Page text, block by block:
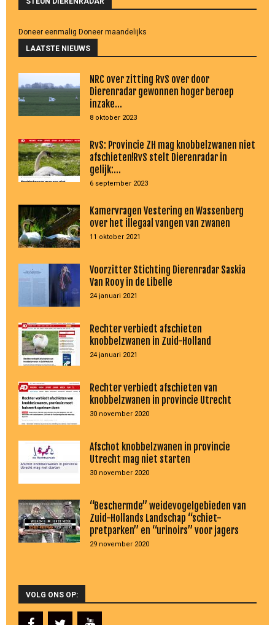
Doneer eenmalig Doneer maandelijks
LAATSTE NIEUWS
NRC over zitting RvS over door
Dierenradar gewonnen hoger beroep
inzake...
8 oktober 2023
RvS: Provincie ZH mag knobbelzwanen niet
afschieten!RvS stelt Dierenradar in
gelijk:...
6 september 2023
Kamervragen Vestering en Wassenberg
over het illegaal vangen van zwanen
11 oktober 2021
Voorzitter Stichting Dierenradar Saskia
Van Rooy in de Libelle
24 januari 2021
Rechter verbiedt afschieten
knobbelzwanen in Zuid-Holland
24 januari 2021
Rechter verbiedt afschieten van
knobbelzwanen in provincie Utrecht
30 november 2020
Afschot knobbelzwanen in provincie
Utrecht mag niet starten
30 november 2020
“Beschermde” weidevogelgebieden van
Zuid-Hollands Landschap “schiet-
pretparken” en “urinoirs” voor jagers
29 november 2020
VOLG ONS OP: